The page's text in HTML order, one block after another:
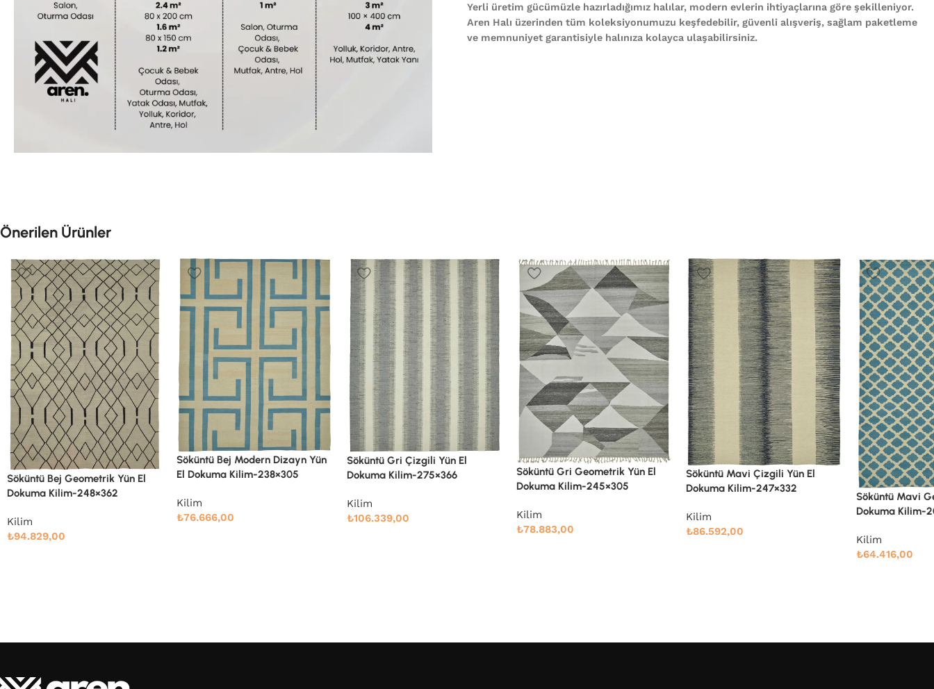
Yerli üretim gücümüzle hazırladığımız halılar, modern evlerin ihtiyaçlarına göre şekilleniyor.
Aren Halı üzerinden tüm koleksiyonumuzu keşfedebilir, güvenli alışveriş, sağlam paketleme
ve memnuniyet garantisiyle halınıza kolayca ulaşabilirsiniz.
Önerilen Ürünler
Söküntü Bej Modern Dizayn Yün
El Dokuma Kilim-238×305
₺76.666,00
Söküntü Gri Çizgili Yün El
Dokuma Kilim-275×366
Kilim
₺106.339,00
Söküntü Gri Geometrik Yün El
Kilim
Söküntü Mavi Çizgili Yün El
Dokuma Kilim-247×332
Kilim
₺86.592,00
Söküntü Mavi Geometrik Yün El
Dokuma Kilim-200×305
Söküntü Mavi
Dokuma Kilim-
Kilim